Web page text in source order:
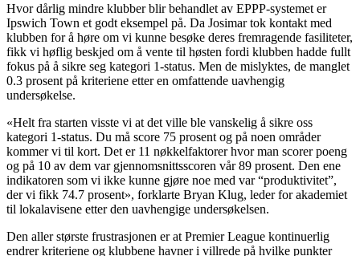
Hvor dårlig mindre klubber blir behandlet av EPPP-systemet er
Ipswich Town et godt eksempel på. Da Josimar tok kontakt med
klubben for å høre om vi kunne besøke deres fremragende fasiliteter,
fikk vi høflig beskjed om å vente til høsten fordi klubben hadde fullt
fokus på å sikre seg kategori 1-status. Men de mislyktes, de manglet
0.3 prosent på kriteriene etter en omfattende uavhengig
undersøkelse.
«Helt fra starten visste vi at det ville ble vanskelig å sikre oss
kategori 1-status. Du må score 75 prosent og på noen områder
kommer vi til kort. Det er 11 nøkkelfaktorer hvor man scorer poeng
og på 10 av dem var gjennomsnittsscoren vår 89 prosent. Den ene
indikatoren som vi ikke kunne gjøre noe med var “produktivitet”,
der vi fikk 74.7 prosent», forklarte Bryan Klug, leder for akademiet
til lokalavisene etter den uavhengige undersøkelsen.
Den aller største frustrasjonen er at Premier League kontinuerlig
endrer kriteriene og klubbene havner i villrede på hvilke punkter